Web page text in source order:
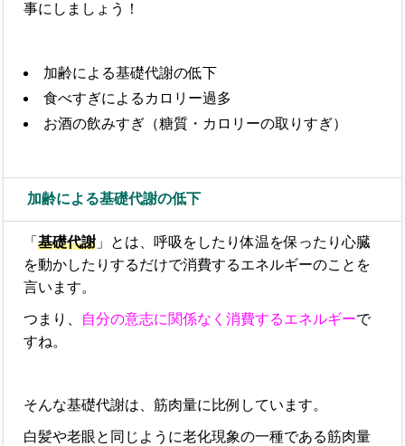
事にしましょう！
加齢による基礎代謝の低下
食べすぎによるカロリー過多
お酒の飲みすぎ（糖質・カロリーの取りすぎ）
加齢による基礎代謝の低下
「基礎代謝」とは、呼吸をしたり体温を保ったり心臓
を動かしたりするだけで消費するエネルギーのことを
言います。
つまり、 自分の意志に関係なく消費するエネルギーで
すね。
そんな基礎代謝は、筋肉量に比例しています。
白髪や老眼と同じように老化現象の一種である筋肉量